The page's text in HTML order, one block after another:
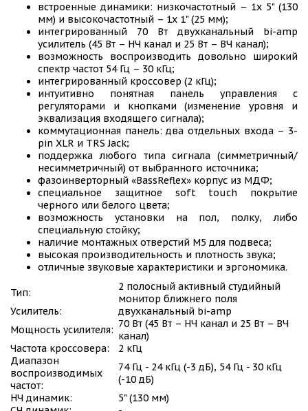
встроенные динамики: низкочастотный – 1х 5" (130
мм) и высокочастотный – 1х 1" (25 мм);
интегрированный 70 Вт двухканальный bi-amp
усилитель (45 Вт – НЧ канал и 25 Вт – ВЧ канал);
возможность воспроизводить довольно широкий
спектр частот 54 Гц – 30 кГц;
интегрированный кроссовер (2 кГц);
интуитивно понятная панель управления с
регуляторами и кнопками (изменение уровня и
эквализация входящего сигнала);
коммутационная панель: два отдельных входа – 3-
pin XLR и TRS Jack;
поддержка любого типа сигнала (симметричный/
несимметричный) от выбранного источника;
фазоинверторный «BassReflex» корпус из МДФ;
специальное защитное soft touch покрытие
черного или белого цвета;
возможность установки на пол, полку, либо
специальную стойку;
наличие монтажных отверстий М5 для подвеса;
высокая производительность и плотность звука;
отличные звуковые характеристики и эргономика.
Тип:
2 полосный активный студийный
монитор ближнего поля
Усилитель:
двухканальный bi-amp
Мощность усилителя: 70 Вт (45 Вт – НЧ канал и 25 Вт – ВЧ
канал)
Частота кроссовера:
2 кГц
Диапазон
воспроизводимых
частот:
74 Гц - 24 кГц (-3 дБ), 54 Гц - 30 кГц
(-10 дБ)
НЧ динамик:
5" (130 мм)